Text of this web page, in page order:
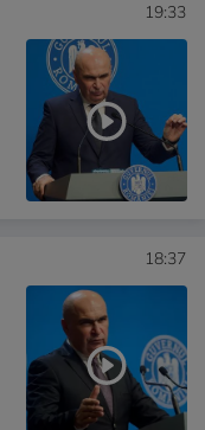
19:33
18:37